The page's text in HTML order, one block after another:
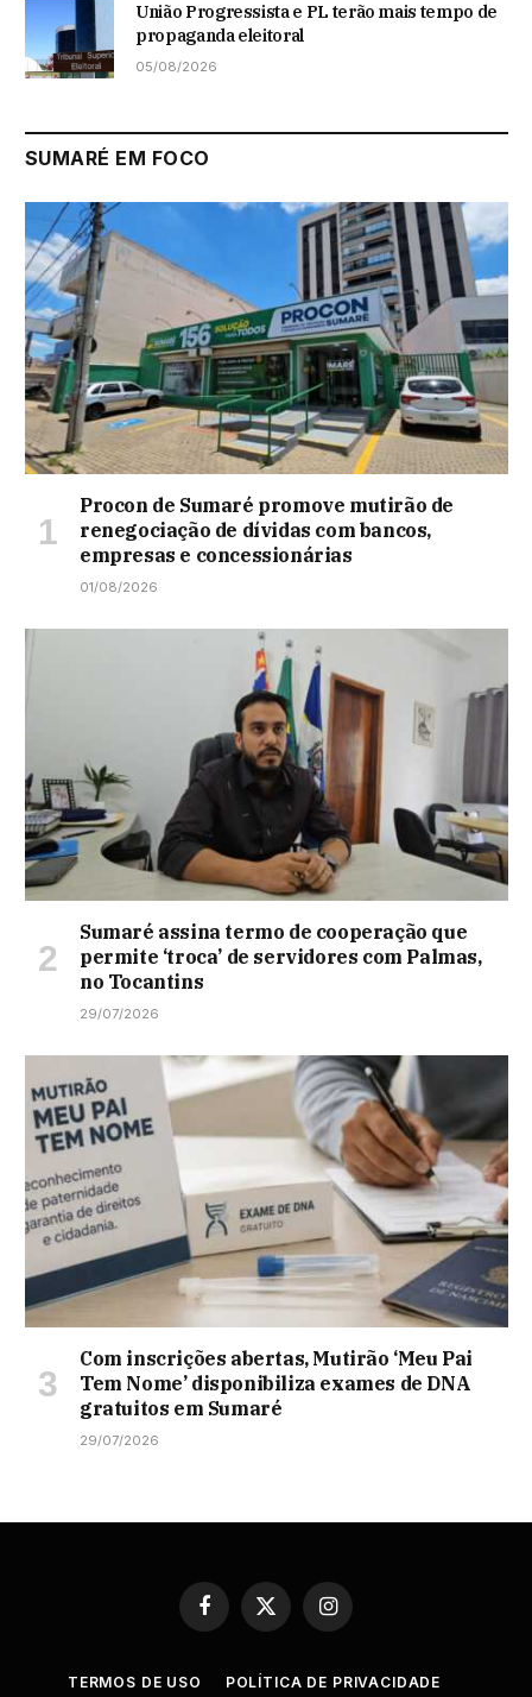
União Progressista e PL terão mais tempo de
propaganda eleitoral
05/08/2026
SUMARÉ EM FOCO
Procon de Sumaré promove mutirão de
renegociação de dívidas com bancos,
empresas e concessionárias
01/08/2026
Sumaré assina termo de cooperação que
permite ‘troca’ de servidores com Palmas,
no Tocantins
29/07/2026
Com inscrições abertas, Mutirão ‘Meu Pai
Tem Nome’ disponibiliza exames de DNA
gratuitos em Sumaré
29/07/2026
Facebook
X
(Twitter)
Instagram
TERMOS DE USO POLÍTICA DE PRIVACIDADE